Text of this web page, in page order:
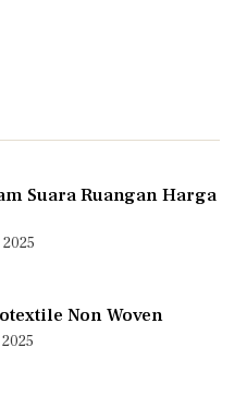
Suara Ruangan Harga
Non Woven